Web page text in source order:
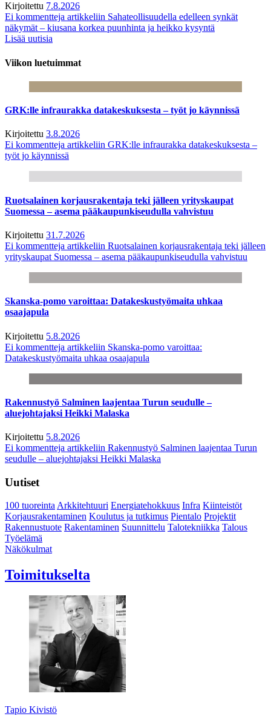
Kirjoitettu 7.8.2026
Ei kommentteja artikkeliin Sahateollisuudella edelleen synkät
näkymät – kiusana korkea puunhinta ja heikko kysyntä
Lisää uutisia
Viikon luetuimmat
GRK:lle infraurakka datakeskuksesta – työt jo käynnissä
Kirjoitettu 3.8.2026
Ei kommentteja artikkeliin GRK:lle infraurakka datakeskuksesta –
työt jo käynnissä
Ruotsalainen korjausrakentaja teki jälleen yrityskaupat
Suomessa – asema pääkaupunkiseudulla vahvistuu
Kirjoitettu 31.7.2026
Ei kommentteja artikkeliin Ruotsalainen korjausrakentaja teki jälleen
yrityskaupat Suomessa – asema pääkaupunkiseudulla vahvistuu
Skanska-pomo varoittaa: Datakeskustyömaita uhkaa
osaajapula
Kirjoitettu 5.8.2026
Ei kommentteja artikkeliin Skanska-pomo varoittaa:
Datakeskustyömaita uhkaa osaajapula
Rakennustyö Salminen laajentaa Turun seudulle –
aluejohtajaksi Heikki Malaska
Kirjoitettu 5.8.2026
Ei kommentteja artikkeliin Rakennustyö Salminen laajentaa Turun
seudulle – aluejohtajaksi Heikki Malaska
Uutiset
100 tuoreintaArkkitehtuuri Energiatehokkuus Infra Kiinteistöt
Korjausrakentaminen Koulutus ja tutkimus Pientalo Projektit
Rakennustuote Rakentaminen Suunnittelu Talotekniikka Talous
Työelämä
Näkökulmat
Toimitukselta
Tapio Kivistö